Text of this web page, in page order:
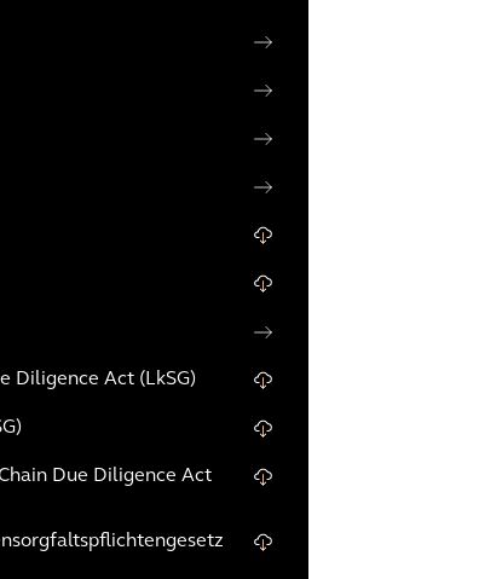
Diligence Act (LkSG)
Due Diligence Act